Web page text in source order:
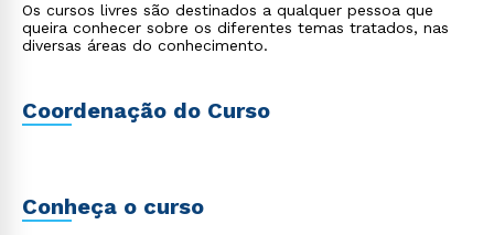
Os cursos livres são destinados a qualquer pessoa que
queira conhecer sobre os diferentes temas tratados, nas
diversas áreas do conhecimento.
Coordenação do Curso
Conheça o curso